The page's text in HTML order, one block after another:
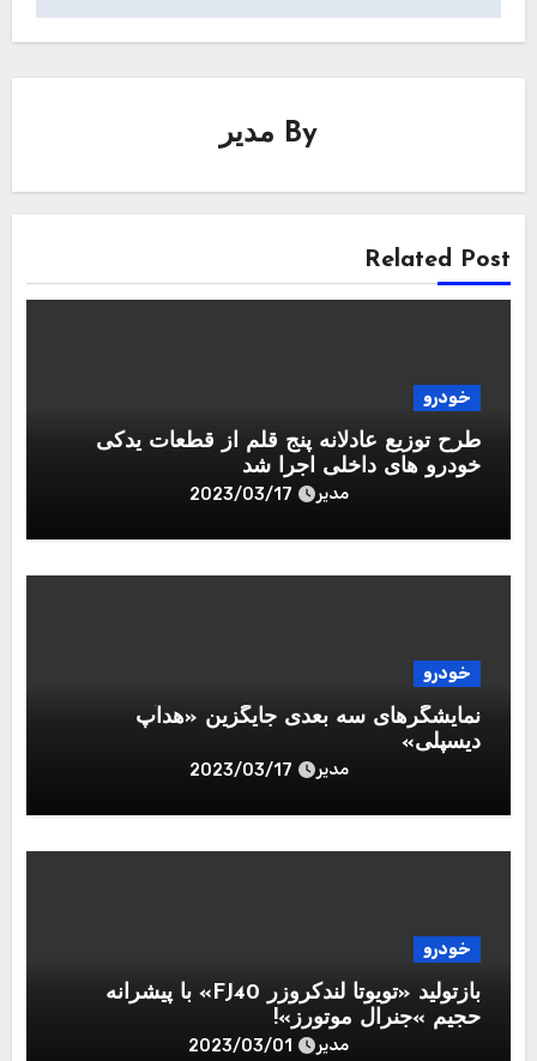
By مدیر
Related Post
خودرو
طرح توزیع عادلانه پنج قلم از قطعات یدکی
خودرو های داخلی اجرا شد
مدیر 2023/03/17
خودرو
نمایشگرهای سه بعدی جایگزین «هدآپ
دیسپلی‌»
مدیر 2023/03/17
خودرو
بازتولید «تویوتا لندکروزر FJ40» با پیشرانه
حجیم »جنرال موتورز»!
مدیر 2023/03/01